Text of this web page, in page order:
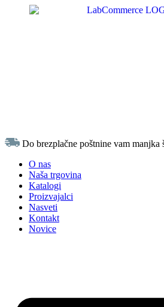
Do brezplačne poštnine vam manjka
O nas
Naša trgovina
Katalogi
Proizvajalci
Nasveti
Kontakt
Novice